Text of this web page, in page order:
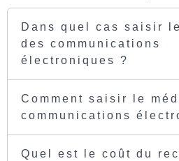
Dans quel cas saisir
des communications
électroniques ?
Comment saisir le
communications
Quel est le coût du